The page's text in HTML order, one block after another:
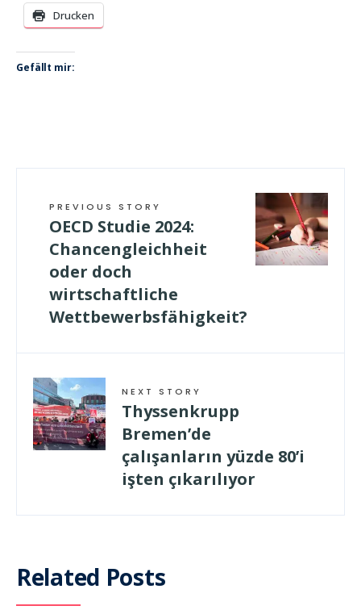
Drucken
Gefällt mir:
PREVIOUS STORY
OECD Studie 2024:
Chancengleichheit
oder doch
wirtschaftliche
Wettbewerbsfähigkeit?
NEXT STORY
Thyssenkrupp
Bremen’de
çalışanların yüzde 80’i
işten çıkarılıyor
Related Posts